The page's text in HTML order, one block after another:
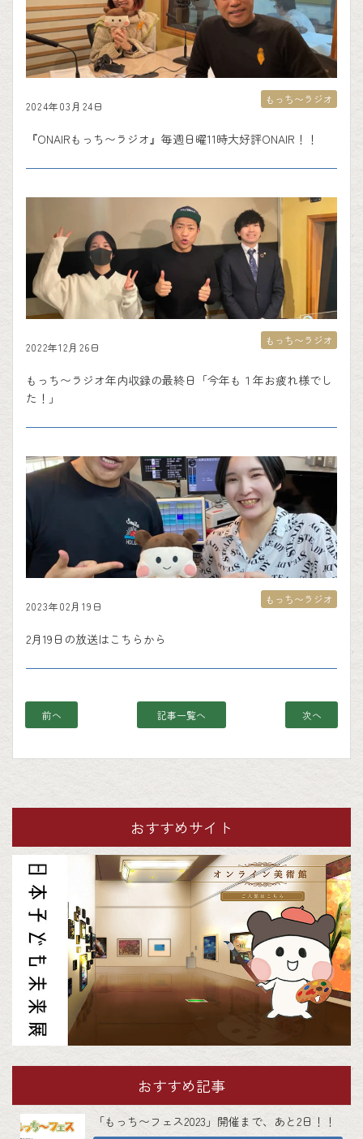
2024年03月24日
『ONAIRもっち〜ラジオ』毎週日曜11時大好評ONAIR！！
もっち〜ラジオ
2022年12月26日
もっち〜ラジオ年内収録の最終日「今年も１年お疲れ様でし
た！」
もっち〜ラジオ
2023年02月19日
2月19日の放送はこちらから
もっち〜ラジオ
前へ 記事一覧へ 次へ
おすすめサイト
おすすめ記事
「もっち〜フェス2023」開催まで、あと2日！！